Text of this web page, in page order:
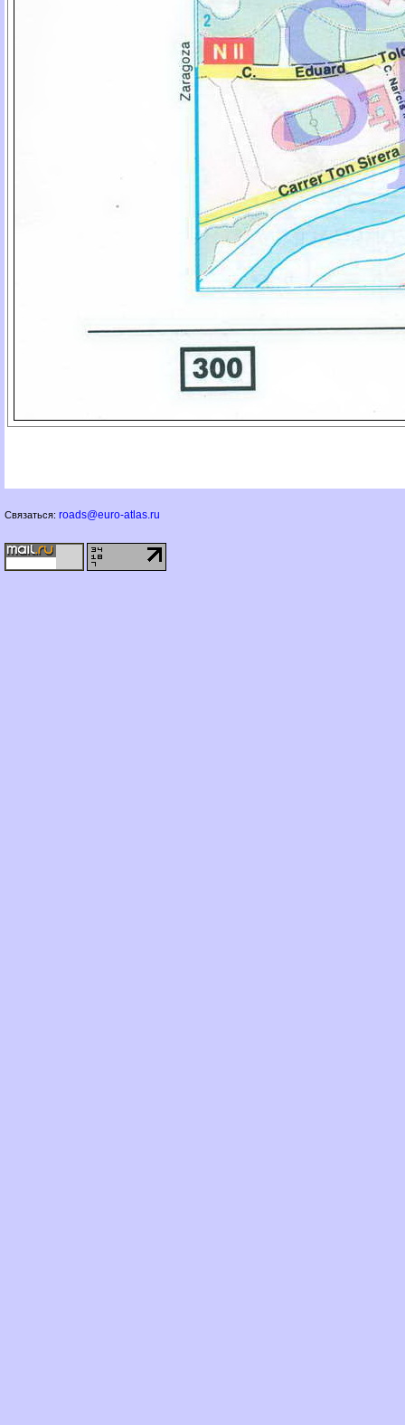
Связаться: roads@euro-atlas.ru